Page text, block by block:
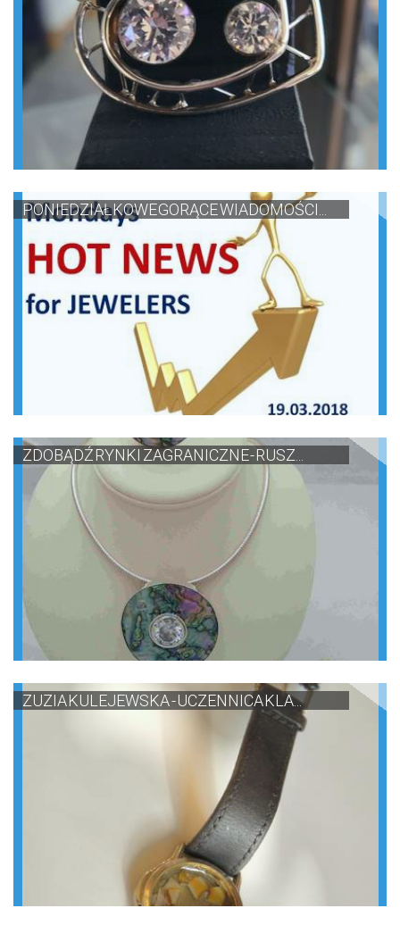
PONIEDZIAŁKOWE GORĄCE WIADOMOŚCI...
ZDOBĄDŹ RYNKI ZAGRANICZNE - RUSZ...
ZUZIA KULEJEWSKA - UCZENNICA KLA...